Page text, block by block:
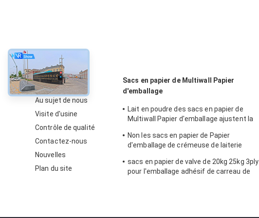
À propos
Au sujet de nous
Visite d'usine
Contrôle de qualité
Contactez-nous
Nouvelles
Plan du site
Sacs en papier de Multiwall Papier
d'emballage
Lait en poudre des sacs en papier de
Multiwall Papier d'emballage ajustent la
blanc
Non les sacs en papier de Papier
d'emballage de crémeuse de laiterie
lait en poudre
sacs en papier de valve de 20kg 25kg 3ply
pour l'emballage adhésif de carreau de